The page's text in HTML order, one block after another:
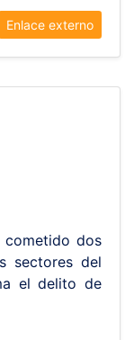
Enlace externo
cometido dos
sectores del
el delito de